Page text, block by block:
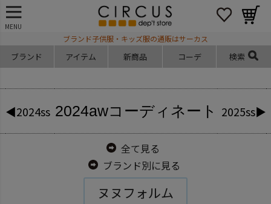
MENU
ブランド子供服・キッズ服の通販はサーカス
ブランド アイテム 新商品 コーデ 検索
◀2024ss 2024awコーディネート 2025ss▶
全て見る
ブランド別に見る
ヌヌフォルム